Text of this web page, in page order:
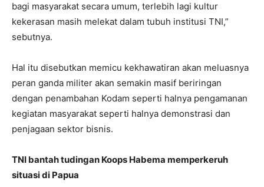
bagi masyarakat secara umum, terlebih lagi kultur
kekerasan masih melekat dalam tubuh institusi TNI,”
sebutnya.
Hal itu disebutkan memicu kekhawatiran akan meluasnya
peran ganda militer akan semakin masif beriringan
dengan penambahan Kodam seperti halnya pengamanan
kegiatan masyarakat seperti halnya demonstrasi dan
penjagaan sektor bisnis.
TNI bantah tudingan Koops Habema memperkeruh
situasi di Papua